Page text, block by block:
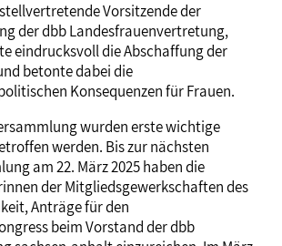
Vorsitzende der
der dbb Landesfrauenvertretung,
eindrucksvoll die Abschaffung der
betonte dabei die
Konsequenzen für Frauen.
wurden erste wichtige
werden. Bis zur nächsten
am 22. März 2025 haben die
der Mitgliedsgewerkschaften des
Anträge für den
beim Vorstand der dbb